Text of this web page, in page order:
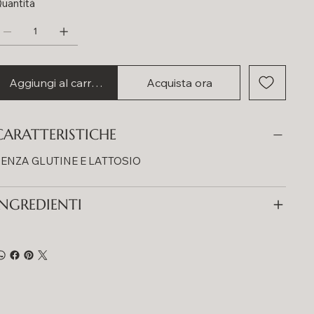
Aggiungi al carrello Acquista ora
GLUTINE E LATTOSIO